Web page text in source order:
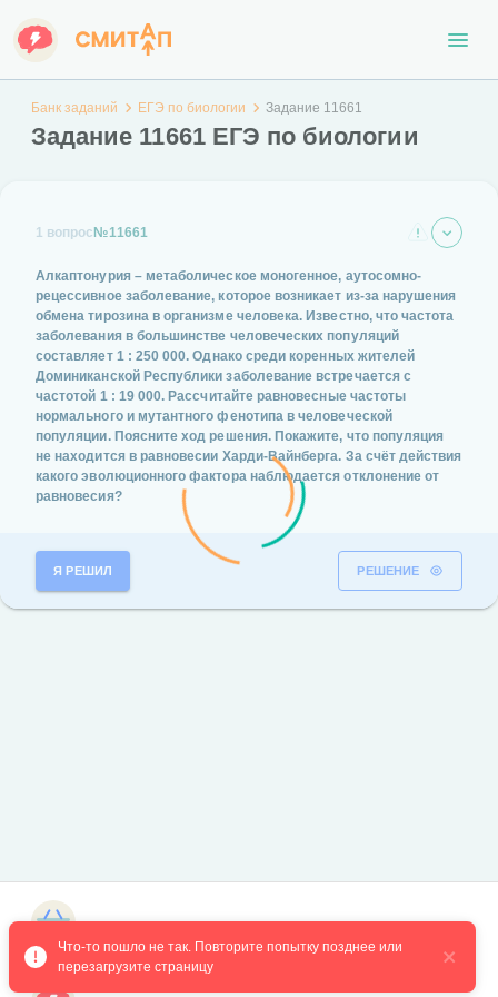
Банк заданий ЕГЭ по биологии Задание 11661
Задание 11661 ЕГЭ по биологии
1 вопрос №11661
Алкаптонурия – метаболическое моногенное, аутосомно-
рецессивное заболевание, которое возникает из-за нарушения
обмена тирозина в организме человека. Известно, что частота
заболевания в большинстве человеческих популяций
составляет 1 : 250 000. Однако среди коренных жителей
Доминиканской Республики заболевание встречается с
частотой 1 : 19 000. Рассчитайте равновесные частоты
нормального и мутантного фенотипа в человеческой
популяции. Поясните ход решения. Покажите, что популяция
не находится в равновесии Харди-Вайнберга. За счёт действия
какого эволюционного фактора наблюдается отклонение от
равновесия?
Я РЕШИЛ РЕШЕНИЕ
Что-то пошло не так. Повторите попытку позднее или
перезагрузите страницу